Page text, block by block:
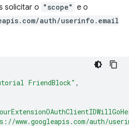
solicitar o "scope" e o
auth/userinfo.email
FriendBlock" ,
www.googleapis.com/auth/